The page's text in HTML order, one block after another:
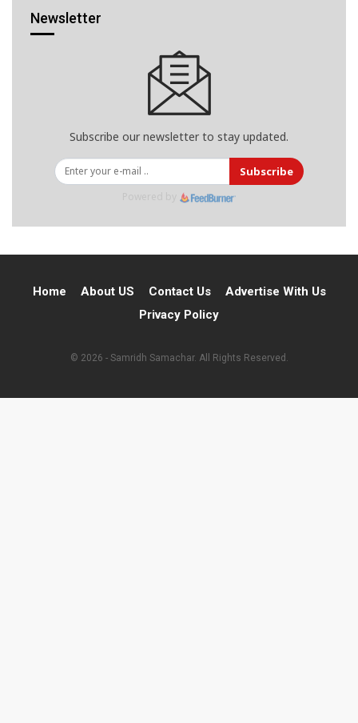
Newsletter
Subscribe our newsletter to stay updated.
Subscribe
Home About US Contact Us
Advertise With Us
Privacy Policy
© 2026 - Samridh Samachar. All Rights Reserved.